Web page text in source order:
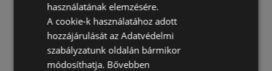
hétfő - péntek
07:00-12:00
szombat
07:00-11:00
használatának elemzésére.
A cookie-k használatához adott
hozzájárulását az Adatvédelmi
szabályzatunk oldalán bármikor
módosíthatja. Bővebben